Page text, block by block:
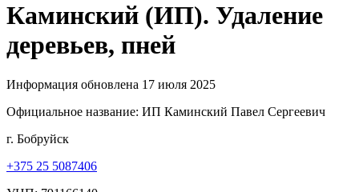
Каминский (ИП). Удаление
деревьев, пней
Информация обновлена 17 июля 2025
Официальное название: ИП Каминский Павел Сергеевич
г. Бобруйск
+375 25 5087406